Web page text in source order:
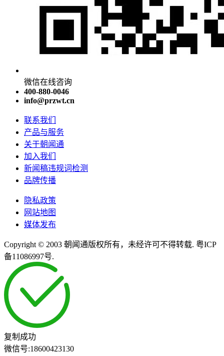
微信在线咨询
400-880-0046
info@przwt.cn
联系我们
产品与服务
关于朝闻通
加入我们
新闻稿违规词检测
品牌传播
隐私政策
网站地图
媒体发布
Copyright © 2003 朝闻通版权所有，未经许可不得转载. 粤ICP
备11086997号.
复制成功
微信号:18600423130